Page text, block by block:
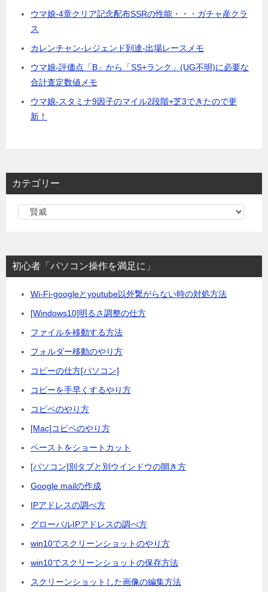
ウマ娘-4章クリア記念配布SSRの性能・・・ガチャ産クラ
ス
カレンチャン-レジェンド到達-出場レースメモ
ウマ娘-評価点「B」から「SS+ランク」(UG不明)に必要な
合計査定数値メモ
ウマ娘-スタミナ9因子のマイル2段階+芝3できたので更
新！
カテゴリー
リ
ー
初心者「パソコン操作を満足に」
Wi-Fi-googleとyoutube以外繋がらない時の対処方法
[Windows10]明るさ調整の仕方
ファイルを移動する方法
フォルダー移動のやり方
コピーの仕方[パソコン]
コピーを手早くするやり方
コピペのやり方
[Mac]コピペのやり方
ペーストをショートカット
[パソコン]別タブと別ウインドウの開き方
Google mailの作成
IPアドレスの調べ方
グローバルIPアドレスの調べ方
win10でスクリーンショットのやり方
win10でスクリーンショットの保存方法
スクリーンショットした画像の編集方法